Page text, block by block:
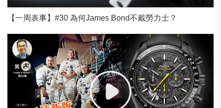
【一周表事】#30 為何James Bond不戴勞力士？